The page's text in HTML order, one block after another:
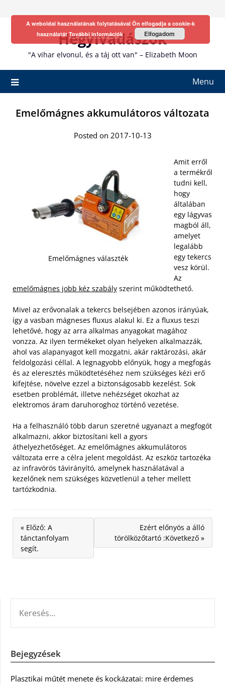
Hegyivadászok
"A vihar elvonul, és a táj ott van" – Elizabeth Moon
Menu
Emelőmágnes akkumulátoros változata
Posted on 2017-10-13
Emelőmágnes választék
Amit erről
a termékről
tudni kell,
hogy
általában
egy lágyvas
magból áll,
amelyet
legalább
egy tekercs
vesz körül.
Az
emelőmágnes jobb kéz szabály szerint működtethető.
Mivel az erővonalak a tekercs belsejében azonos irányúak,
így a vasban mágneses fluxus alakul ki. Ez a fluxus teszi
lehetővé, hogy az arra alkalmas anyagokat magához
vonzza. Az ilyen termékeket olyan helyeken alkalmazzák,
ahol vas alapanyagot kell mozgatni, akár raktározási, akár
feldolgozási céllal. A legnagyobb előnyük, hogy a megfogás
és az eleresztés működtetéséhez nem szükséges kézi erő
kifejtése, növelve ezzel a biztonságosabb kezelést. Sok
esetben problémát, illetve nehézséget okozhat az
elektromos áram daruhoroghoz történő vezetése.
Ha a felhasználó több darun szeretné ugyanazt a megfogót
alkalmazni, akkor biztosítani kell a gyors
áthelyezhetőséget. Az emelőmágnes akkumulátoros
változata erre a célra jelent megoldást. Az eszköz tartozéka
az infravörös távirányító, amelynek használatával a
kezelőnek nem szükséges közvetlenül a teher mellett
tartózkodnia.
« Előző: A
tánctanfolyam
segít.
Ezért előnyös a álló
törölközőtartó :Következő »
Bejegyzések
Plasztikai műtét menete és kockázatai: mire érdemes
A weboldal használatának folytatásával Ön elfogadja a cookie-k
használatátTovábbi információk Elfogadom